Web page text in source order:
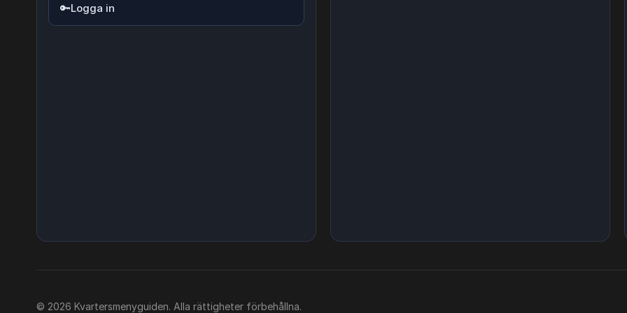
🔑Logga in
© 2026 Kvartersmenyguiden. Alla rättigheter förbehållna.